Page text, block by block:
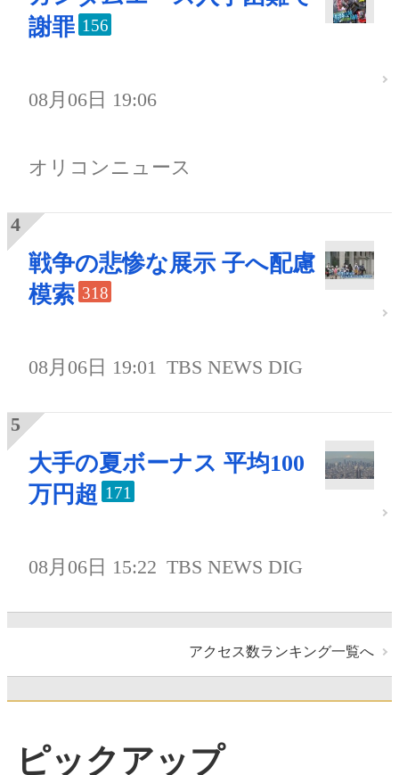
謝罪 156
08月06日 19:06
オリコンニュース
戦争の悲惨な展示 子へ配慮
模索 318
08月06日 19:01 TBS NEWS DIG
大手の夏ボーナス 平均100
万円超 171
08月06日 15:22 TBS NEWS DIG
アクセス数ランキング一覧へ
ピックアップ